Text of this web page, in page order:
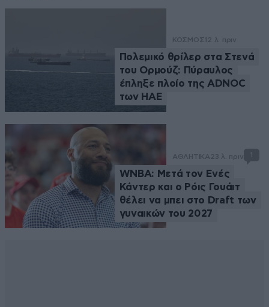
ΚΟΣΜΟΣ 12 λ. πριν
Πολεμικό θρίλερ στα Στενά
του Ορμούζ: Πύραυλος
έπληξε πλοίο της ADNOC
των ΗΑΕ
ΑΘΛΗΤΙΚΑ23 λ. πριν 1
WNBA: Μετά τον Ενές
Κάντερ και ο Ρόις Γουάιτ
θέλει να μπει στο Draft των
γυναικών του 2027